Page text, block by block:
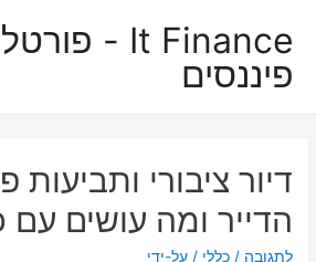
It Finance - פורטל
פיננסים
דיור ציבורי ותביעות
הדייר ומה עושים
לתגובה /כללי / על-ידי